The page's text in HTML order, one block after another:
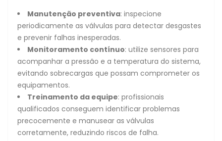
Manutenção preventiva: inspecione
periodicamente as válvulas para detectar desgastes
e prevenir falhas inesperadas.
Monitoramento contínuo: utilize sensores para
acompanhar a pressão e a temperatura do sistema,
evitando sobrecargas que possam comprometer os
equipamentos.
Treinamento da equipe: profissionais
qualificados conseguem identificar problemas
precocemente e manusear as válvulas
corretamente, reduzindo riscos de falha.